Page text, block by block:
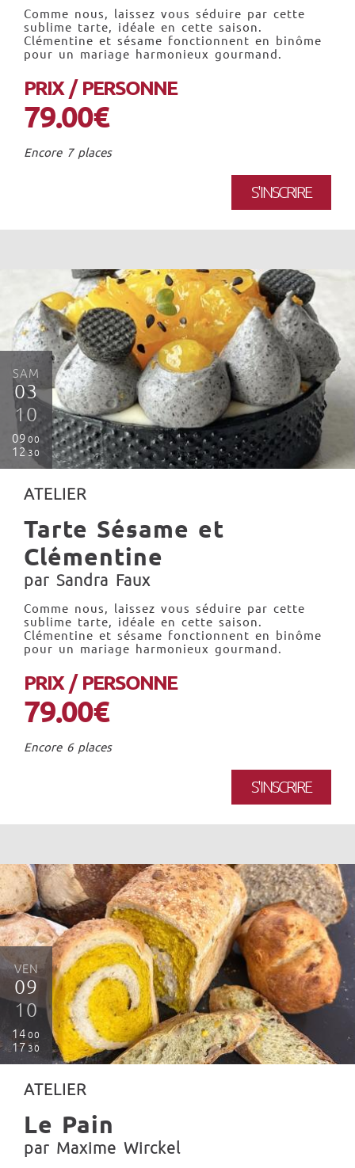
Comme nous, laissez vous séduire par cette
sublime tarte, idéale en cette saison.
Clémentine et sésame fonctionnent en binôme
pour un mariage harmonieux gourmand.
PRIX / PERSONNE
79.00€
Encore 7 places
S'INSCRIRE
SAM
03
10
09 00
1230
ATELIER
Tarte Sésame et
Clémentine
par Sandra Faux
Comme nous, laissez vous séduire par cette
sublime tarte, idéale en cette saison.
Clémentine et sésame fonctionnent en binôme
pour un mariage harmonieux gourmand.
PRIX / PERSONNE
79.00€
Encore 6 places
S'INSCRIRE
VEN
09
10
14 00
17 30
ATELIER
Le Pain
par Maxime Wirckel